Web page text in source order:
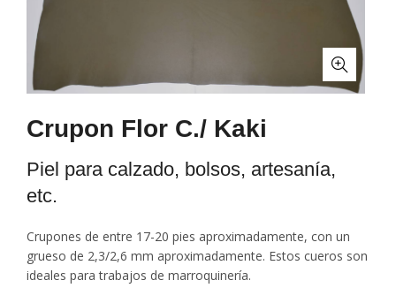
Crupon Flor C./ Kaki
Piel para calzado, bolsos, artesanía,
etc.
Crupones de entre 17-20 pies aproximadamente, con un
grueso de 2,3/2,6 mm aproximadamente. Estos cueros son
ideales para trabajos de marroquinería.